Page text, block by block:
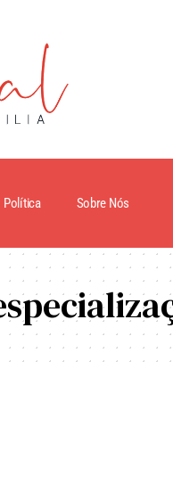
Política Sobre Nós